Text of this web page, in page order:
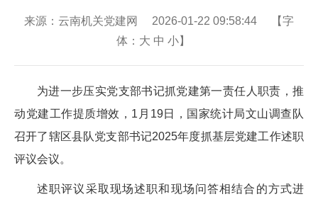
来源：云南机关党建网 2026-01-22 09:58:44 【字
体： 大 中 小】
为进一步压实党支部书记抓党建第一责任人职责，推
动党建工作提质增效，1月19日，国家统计局文山调查队
召开了辖区县队党支部书记2025年度抓基层党建工作述职
评议会议。
述职评议采取现场述职和现场问答相结合的方式进